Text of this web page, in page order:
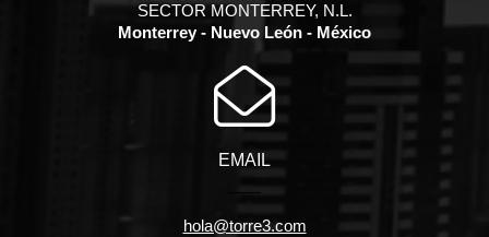
SECTOR MONTERREY, N.L.
Monterrey - Nuevo León - México
EMAIL
hola@torre3.com